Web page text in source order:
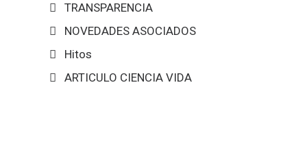
TRANSPARENCIA
NOVEDADES ASOCIADOS
Hitos
ARTICULO CIENCIA VIDA